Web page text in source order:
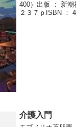
400）出版 ： 新
２３７ｐISBN ：
介護入門